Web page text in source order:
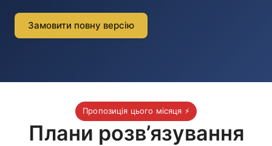
Замовити повну версію
Пропозиція цього місяця ⚡
Плани розв’язування